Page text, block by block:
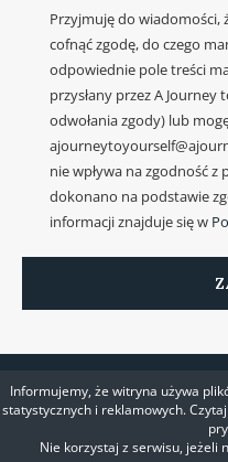
Przyjmuję do wiadomości,
cofnąć zgodę, do czego
odpowiednie pole treści
przysłany przez A
odwołania zgody) lub
nie wpływa na zgodność
dokonano na podstawie
informacji znajduje się w
Informujemy, że witryna używa
statystycznych i reklamowych.
Nie korzystaj z serwisu, jeżeli